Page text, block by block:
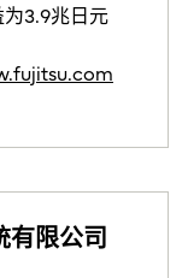
3.9兆日元
有限公司